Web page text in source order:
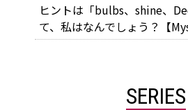
ヒントは「bulbs、shine、
て、私はなんでしょう？【
SERIES